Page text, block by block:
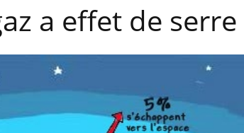
a effet de serre